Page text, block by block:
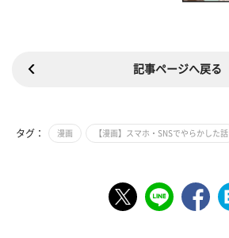
記事ページへ戻る
タグ： 漫画 【漫画】スマホ・SNSでやらかした話